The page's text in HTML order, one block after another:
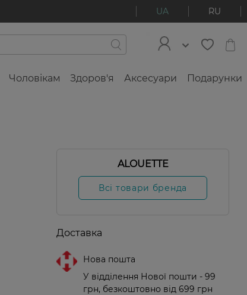
UA RU
Чоловікам Здоров'я Аксесуари Подарунки
ALOUETTE
Всі товари бренда
Доставка
Нова пошта
У відділення Нової пошти - 99
грн, безкоштовно від 699 грн